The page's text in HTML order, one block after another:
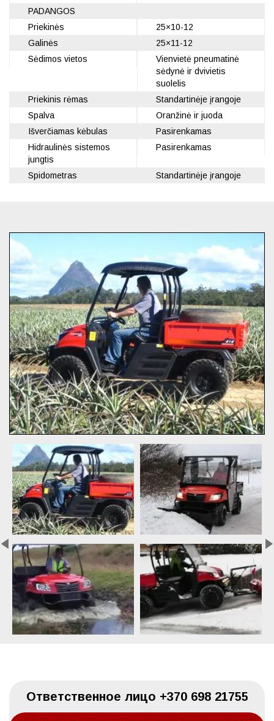
PADANGOS
Priekinės
Galinės
Sėdimos vietos
Priekinis rėmas
Spalva
Išverčiamas kėbulas
Hidraulinės sistemos
jungtis
Spidometras
25×10-12
25×11-12
Vienvietė pneumatinė
sėdynė ir dvivietis
suolelis
Standartinėje įrangoje
Oranžinė ir juoda
Pasirenkamas
Pasirenkamas
Standartinėje įrangoje
Oтветственное лицо +370 698 21755